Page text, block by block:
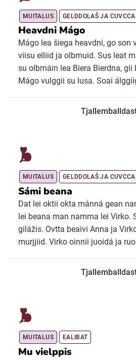
MUITALUS GELDDOLAŠ JA
Heavdni Mágo
Mágo lea šiega heavdni, go son
viisu elliid ja olbmuid. Sus leat
su olbmáin lea Biera Bierdna, gii
Mágo vulggii su lusa. Soai
MUITALUS GELDDOLAŠ JA
Sámi beana
Dat lei oktii okta mánná gean
lei beana man namma lei Virko.
gilážis. Ovtta beaivi Anna ja
murjjiid. Virko oinnii juoidá ja
MUITALUS EALIBAT
Mu vielppis